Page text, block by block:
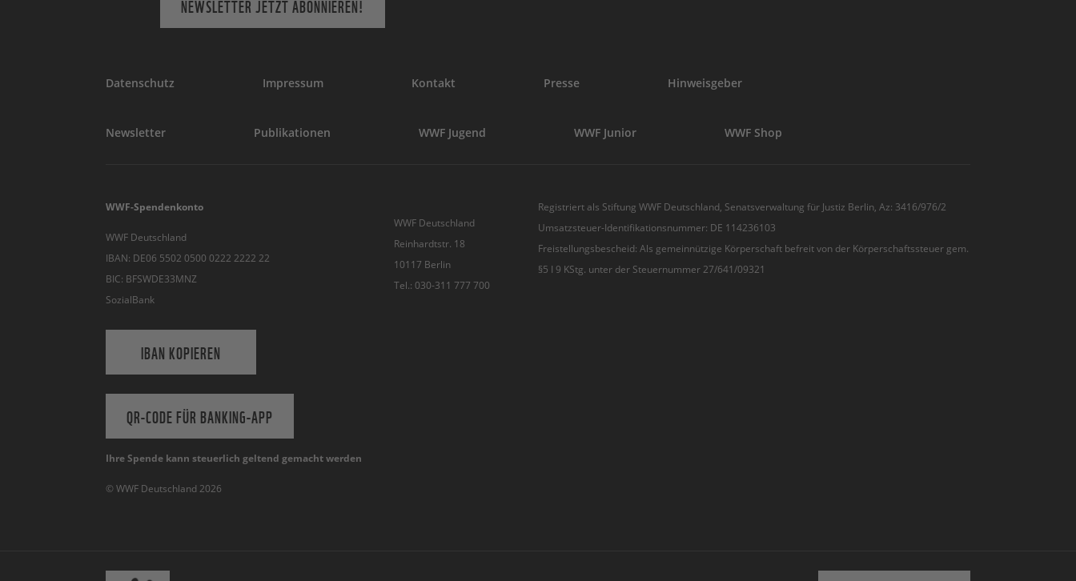
NEWSLETTER JETZT ABONNIEREN!
Datenschutz Impressum Kontakt Presse Hinweisgeber
Newsletter Publikationen WWF Jugend WWF Junior WWF Shop
WWF-Spendenkonto
WWF Deutschland
IBAN: DE06 5502 0500 0222 2222 22
BIC: BFSWDE33MNZ
SozialBank
IBAN KOPIEREN
QR-CODE FÜR BANKING-APP
WWF Deutschland
Reinhardtstr. 18
10117 Berlin
Tel.: 030-311 777 700
Ihre Spende kann steuerlich geltend gemacht werden
Registriert als Stiftung WWF Deutschland, Senatsverwaltung für Justiz Berlin, Az: 3416/976/2
Umsatzsteuer-Identifikationsnummer: DE 114236103
Freistellungsbescheid: Als gemeinnützige Körperschaft befreit von der Körperschaftssteuer gem.
§5 I 9 KStg. unter der Steuernummer 27/641/09321
© WWF Deutschland 2026